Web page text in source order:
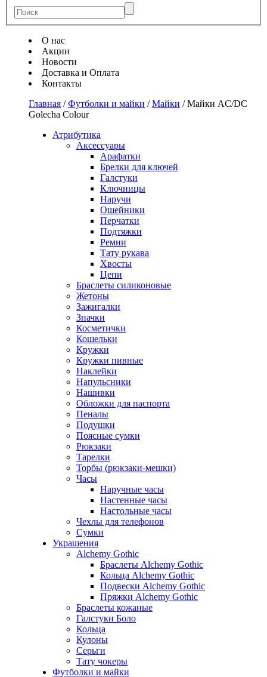
О нас
Акции
Новости
Доставка и Оплата
Контакты
Главная /Футболки и майки /Майки /Майки AC/DC
Golecha Colour
Атрибутика
Аксессуары
Арафатки
Брелки для ключей
Галстуки
Ключницы
Наручи
Ошейники
Перчатки
Подтяжки
Ремни
Тату рукава
Хвосты
Цепи
Браслеты силиконовые
Жетоны
Зажигалки
Значки
Косметички
Кошельки
Кружки
Кружки пивные
Наклейки
Напульсники
Нашивки
Обложки для паспорта
Пеналы
Подушки
Поясные сумки
Рюкзаки
Тарелки
Торбы (рюкзаки-мешки)
Часы
Наручные часы
Настенные часы
Настольные часы
Чехлы для телефонов
Сумки
Украшения
Alchemy Gothic
Браслеты Alchemy Gothic
Кольца Alchemy Gothic
Подвески Alchemy Gothic
Пряжки Alchemy Gothic
Браслеты кожаные
Галстуки Боло
Кольца
Кулоны
Серьги
Тату чокеры
Футболки и майки